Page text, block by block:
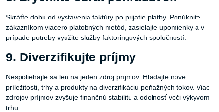
Skráťte dobu od vystavenia faktúry po prijatie platby. Ponúknite
zákazníkom viacero platobných metód, zasielajte upomienky a v
prípade potreby využite služby faktoringových spoločností.
9. Diverzifikujte príjmy
Nespoliehajte sa len na jeden zdroj príjmov. Hľadajte nové
príležitosti, trhy a produkty na diverzifikáciu peňažných tokov. Viac
zdrojov príjmov zvyšuje finančnú stabilitu a odolnosť voči výkyvom
trhu.